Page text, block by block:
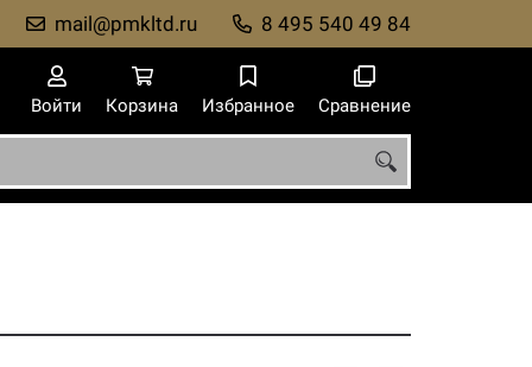
8 495 540 49 84
mail@pmkltd.ru
Войти Корзина Избранное Сравнение